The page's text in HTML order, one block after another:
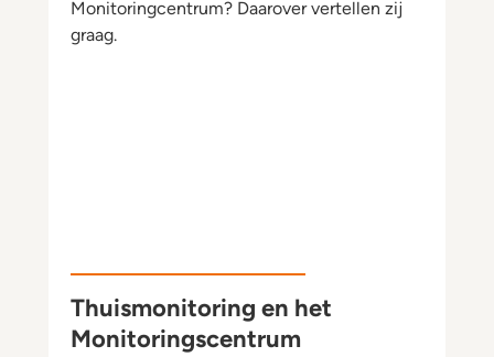
Monitoringcentrum? Daarover vertellen zij
graag.
Thuismonitoring en het
Monitoringscentrum